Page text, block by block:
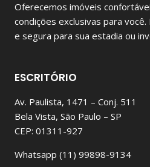
Oferecemos imóveis
condições exclusivas para
e segura para sua estadia ou
ESCRITÓRIO
Av. Paulista, 1471 – Conj. 511
Bela Vista, São Paulo – SP
CEP: 01311-927
Whatsapp (11) 99898-9134